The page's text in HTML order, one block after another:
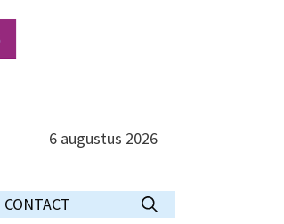
6 augustus 2026
CONTACT